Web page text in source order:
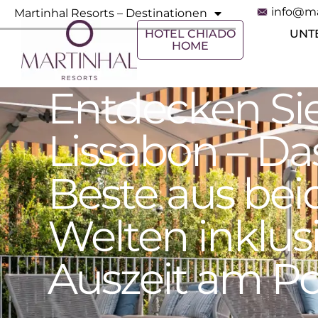
Martinhal Resorts – Destinationen
HOTEL CHIADO
HOME
Entdecken
Lissabon –
Beste aus
Welten
Auszeit am